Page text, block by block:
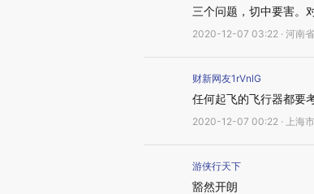
三个问题，切中要害。
2020-12-07 03:22 · 河南
财新网友1rVnlG
任何起飞的飞行器都要
2020-12-07 00:22 · 上海市
游侠行天下
豁然开朗